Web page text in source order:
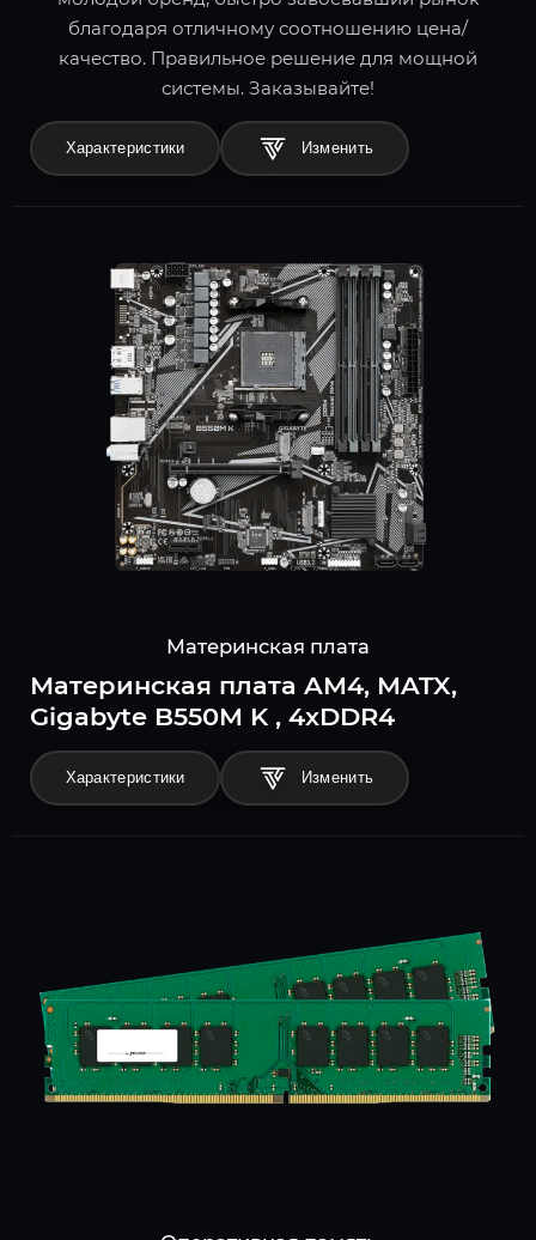
благодаря отличному соотношению цена/
качество. Правильное решение для мощной
системы. Заказывайте!
Характеристики
Материнская плата
Материнская плата AM4, MATX,
Gigabyte B550M K , 4xDDR4
Характеристики